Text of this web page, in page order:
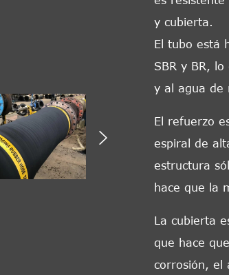

y cubierta.
El tubo está
SBR y BR,
y al agua de
El refuerzo
espiral de
estructura
hace que la
La cubierta
que hace
corrosión, el